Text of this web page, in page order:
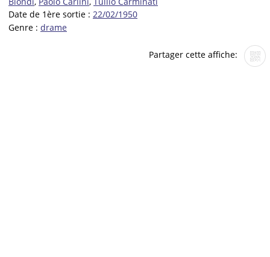
Date de 1ère sortie : 22/02/1950
Genre : drame
Partager cette affiche: